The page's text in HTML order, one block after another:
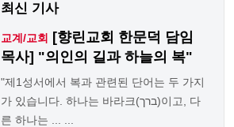
최신 기사
교계/교회
[향린교회 한문덕 담임
목사] "의인의 길과 하늘의 복"
"제1성서에서 복과 관련된 단어는 두 가지
가 있습니다. 하나는 바라크(ברך)이고, 다
른 하나는 ... ...